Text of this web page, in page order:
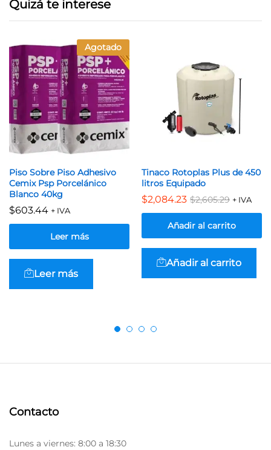
Quizá te interese
Agotado
Piso Sobre Piso Adhesivo
Cemix Psp Porcelánico
Blanco 40kg
$603.44 + IVA
Leer más
Leer más
Tinaco Rotoplas Plus de 450
litros Equipado
$2,084.23 $2,605.29 + IVA
Añadir al carrito
Añadir al carrito
Contacto
Lunes a viernes: 8:00 a 18:30